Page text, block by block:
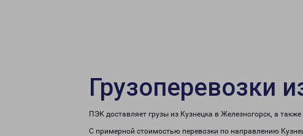
Грузоперевозки
ПЭК доставляет грузы из Кузнецка в Железногорск, а
С примерной стоимостью перевозки по направлению